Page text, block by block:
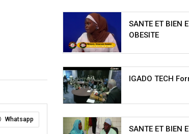
Whatsapp
SANTE ET BIEN
OBESITE
IGADO TECH
SANTE ET BIEN